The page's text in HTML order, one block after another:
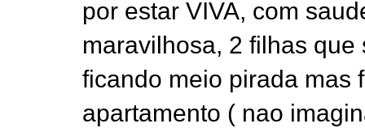
por estar VIVA, com
maravilhosa, 2 filhas
ficando meio pirada mas
apartamento ( nao